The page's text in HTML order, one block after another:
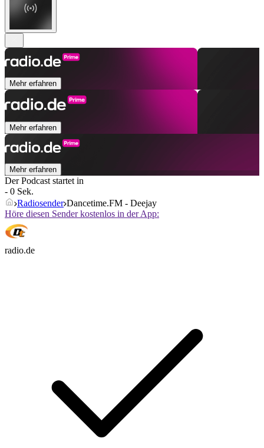
Mehr erfahren
Mehr erfahren
Mehr erfahren
Der Podcast startet in
- 0 Sek.
Radiosender Dancetime.FM - Deejay
Höre diesen Sender kostenlos in der App:
radio.de